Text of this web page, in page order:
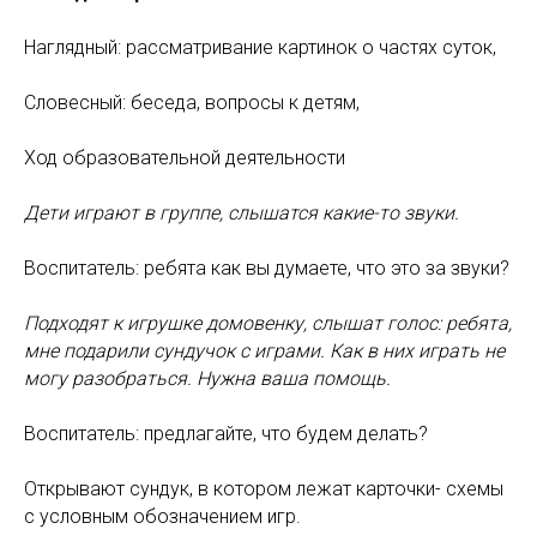
Наглядный: рассматривание картинок о частях суток,
Словесный: беседа, вопросы к детям,
Ход образовательной деятельности
Дети играют в группе, слышатся какие-то звуки.
Воспитатель: ребята как вы думаете, что это за звуки?
Подходят к игрушке домовенку, слышат голос: ребята,
мне подарили сундучок с играми. Как в них играть не
могу разобраться. Нужна ваша помощь.
Воспитатель: предлагайте, что будем делать?
Открывают сундук, в котором лежат карточки- схемы
с условным обозначением игр.